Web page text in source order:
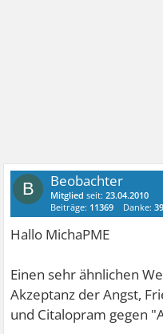
B Beobachter
Mitglied seit:23.04.2010
Beiträge: 11369 Danke:
Hallo MichaPME
Einen sehr ähnlichen
Akzeptanz der Angst,
und Citalopram gegen